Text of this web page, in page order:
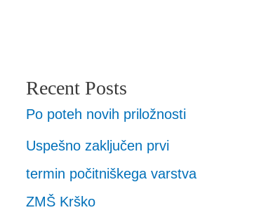
Recent Posts
Po poteh novih priložnosti
Uspešno zaključen prvi
termin počitniškega varstva
ZMŠ Krško